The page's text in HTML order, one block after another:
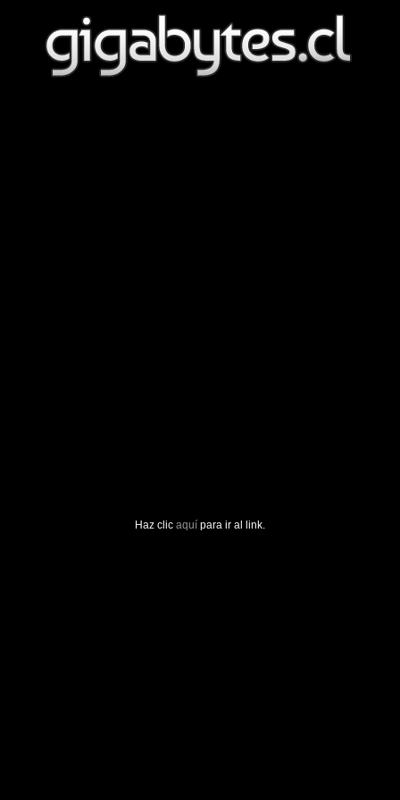
Haz clic aquí para ir al link.